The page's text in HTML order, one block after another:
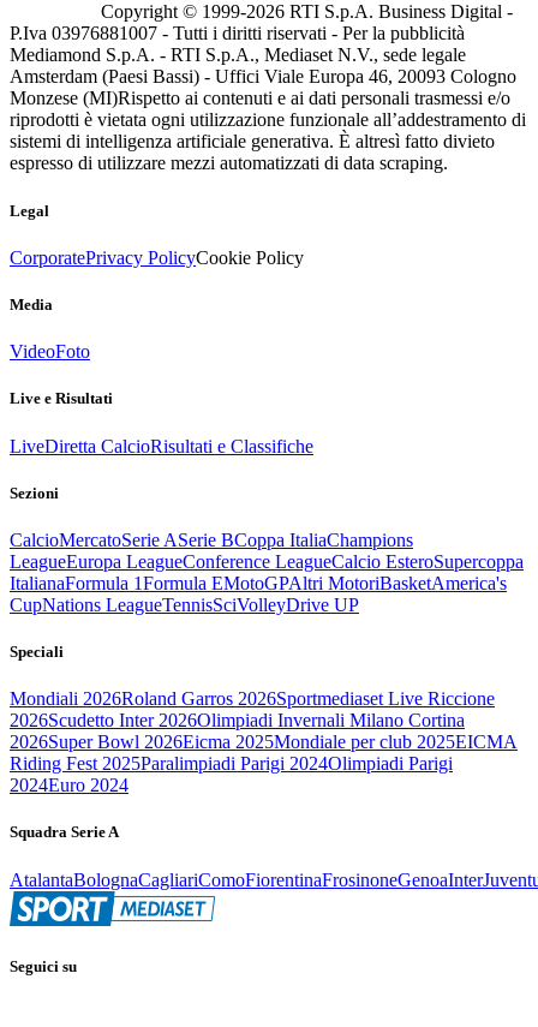
Copyright © 1999-2026 RTI S.p.A. Business Digital -
P.Iva 03976881007 - Tutti i diritti riservati - Per la pubblicità
Mediamond S.p.A. - RTI S.p.A., Mediaset N.V., sede legale
Amsterdam (Paesi Bassi) - Uffici Viale Europa 46, 20093 Cologno
Monzese (MI)Rispetto ai contenuti e ai dati personali trasmessi e/o
riprodotti è vietata ogni utilizzazione funzionale all’addestramento di
sistemi di intelligenza artificiale generativa. È altresì fatto divieto
espresso di utilizzare mezzi automatizzati di data scraping.
Legal
CorporatePrivacy PolicyCookie Policy
Media
VideoFoto
Live e Risultati
LiveDiretta CalcioRisultati e Classifiche
Sezioni
CalcioMercatoSerie ASerie BCoppa ItaliaChampions
LeagueEuropa LeagueConference LeagueCalcio EsteroSupercoppa
ItalianaFormula 1Formula EMotoGPAltri MotoriBasketAmerica's
CupNations LeagueTennisSciVolleyDrive UP
Speciali
Mondiali 2026Roland Garros 2026Sportmediaset Live Riccione
2026Scudetto Inter 2026Olimpiadi Invernali Milano Cortina
2026Super Bowl 2026Eicma 2025Mondiale per club 2025EICMA
Riding Fest 2025Paralimpiadi Parigi 2024Olimpiadi Parigi
2024Euro 2024
Squadra Serie A
AtalantaBolognaCagliariComoFiorentinaFrosinoneGenoaInter
Seguici su